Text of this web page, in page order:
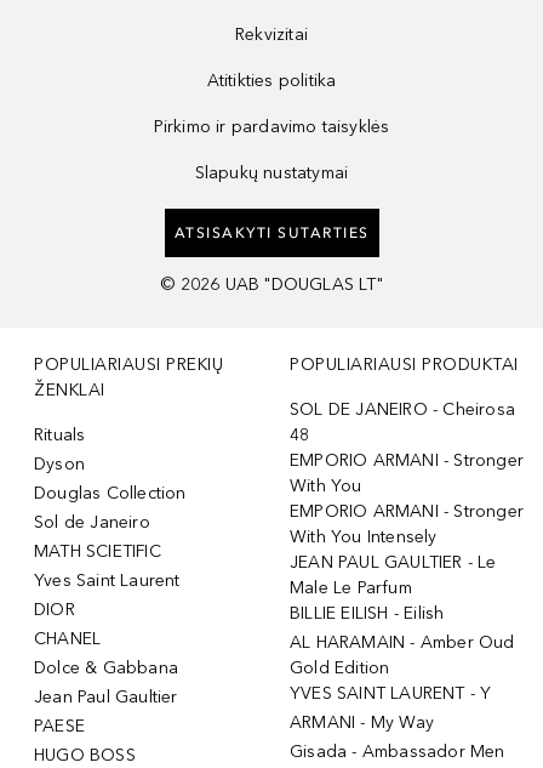
Rekvizitai
Atitikties politika
Pirkimo ir pardavimo taisyklės
Slapukų nustatymai
ATSISAKYTI SUTARTIES
© 2026 UAB "DOUGLAS LT"
POPULIARIAUSI PREKIŲ
ŽENKLAI
Rituals
Dyson
Douglas Collection
Sol de Janeiro
MATH SCIETIFIC
Yves Saint Laurent
DIOR
CHANEL
Dolce & Gabbana
Jean Paul Gaultier
PAESE
HUGO BOSS
POPULIARIAUSI PRODUKTAI
SOL DE JANEIRO - Cheirosa
48
EMPORIO ARMANI - Stronger
With You
EMPORIO ARMANI - Stronger
With You Intensely
JEAN PAUL GAULTIER - Le
Male Le Parfum
BILLIE EILISH - Eilish
AL HARAMAIN - Amber Oud
Gold Edition
YVES SAINT LAURENT - Y
ARMANI - My Way
Gisada - Ambassador Men